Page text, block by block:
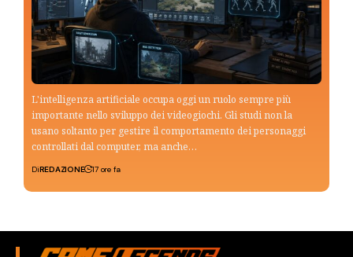
L'intelligenza artificiale occupa oggi un ruolo sempre più
importante nello sviluppo dei videogiochi. Gli studi non la
usano soltanto per gestire il comportamento dei personaggi
controllati dal computer, ma anche…
DiREDAZIONE 17 ore fa